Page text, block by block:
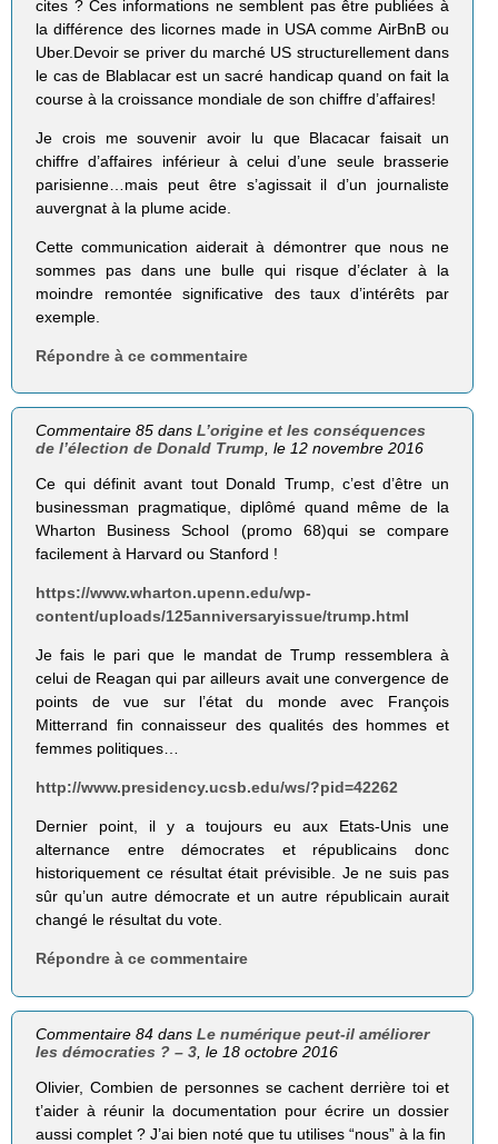
cites ? Ces informations ne semblent pas être publiées à
la différence des licornes made in USA comme AirBnB ou
Uber.Devoir se priver du marché US structurellement dans
le cas de Blablacar est un sacré handicap quand on fait la
course à la croissance mondiale de son chiffre d’affaires!
Je crois me souvenir avoir lu que Blacacar faisait un
chiffre d’affaires inférieur à celui d’une seule brasserie
parisienne…mais peut être s’agissait il d’un journaliste
auvergnat à la plume acide.
Cette communication aiderait à démontrer que nous ne
sommes pas dans une bulle qui risque d’éclater à la
moindre remontée significative des taux d’intérêts par
exemple.
Répondre à ce commentaire
Commentaire 85 dansL’origine et les conséquences
de l’élection de Donald Trump , le 12 novembre 2016
Ce qui définit avant tout Donald Trump, c’est d’être un
businessman pragmatique, diplômé quand même de la
Wharton Business School (promo 68)qui se compare
facilement à Harvard ou Stanford !
https://www.wharton.upenn.edu/wp-
content/uploads/125anniversaryissue/trump.html
Je fais le pari que le mandat de Trump ressemblera à
celui de Reagan qui par ailleurs avait une convergence de
points de vue sur l’état du monde avec François
Mitterrand fin connaisseur des qualités des hommes et
femmes politiques…
http://www.presidency.ucsb.edu/ws/?pid=42262
Dernier point, il y a toujours eu aux Etats-Unis une
alternance entre démocrates et républicains donc
historiquement ce résultat était prévisible. Je ne suis pas
sûr qu’un autre démocrate et un autre républicain aurait
changé le résultat du vote.
Répondre à ce commentaire
Commentaire 84 dansLe numérique peut-il améliorer
les démocraties ? – 3 , le 18 octobre 2016
Olivier, Combien de personnes se cachent derrière toi et
t’aider à réunir la documentation pour écrire un dossier
aussi complet ? J’ai bien noté que tu utilises “nous” à la fin